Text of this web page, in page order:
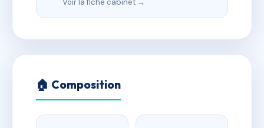
Voir la fiche cabinet →
🏠 Composition